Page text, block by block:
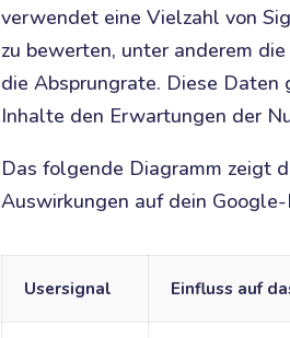
verwendet eine Vielzahl von
zu bewerten, unter anderem
die Absprungrate. Diese
Inhalte den Erwartungen der
Das folgende Diagramm zeigt
Auswirkungen auf dein Google-
Usersignal Einfluss auf